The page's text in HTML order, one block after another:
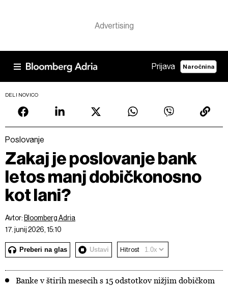
Prijava Naročnina
DELI NOVICO
Poslovanje
Zakaj je poslovanje bank
letos manj dobičkonosno
kot lani?
Avtor: Bloomberg Adria
17. junij 2026, 15:10
Preberi na glas Ustavi Hitrost
Banke v štirih mesecih s 15 odstotkov nižjim dobičkom